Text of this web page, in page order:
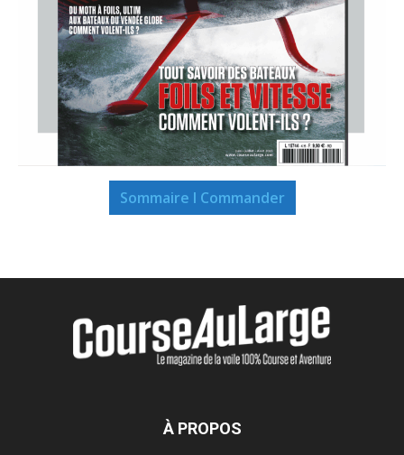
Sommaire I Commander
À PROPOS